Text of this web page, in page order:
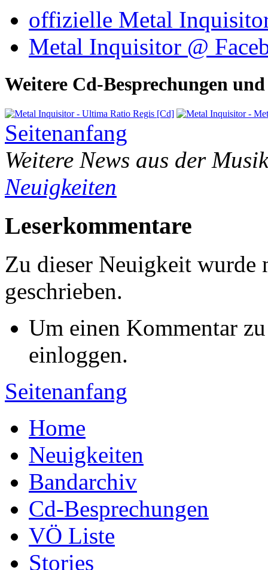
offizielle Metal
Metal Inquisitor @
Weitere Cd-Besprechungen
Seitenanfang
Weitere News aus der
Neuigkeiten
Leserkommentare
Zu dieser Neuigkeit wurde
geschrieben.
Um einen Kommentar
einloggen.
Seitenanfang
Home
Neuigkeiten
Bandarchiv
Cd-Besprechungen
VÖ Liste
Stories